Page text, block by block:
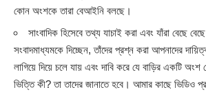
কোন অংশকে তারা বেআইনি বলছে।
সাংবাদিক হিসেবে তথ্য যাচাই করা এবং যাঁরা বেছে
সংবাদমাধ্যমকে দিচ্ছেন, তাঁদের প্রশ্ন করা আপনাদের
লাগিয়ে দিয়ে চলে যায় এবং দাবি করে যে বাড়ির একটি
ভিত্তি কী? তা তাদের জানাতে হবে। আমার কাছে ভিডিও